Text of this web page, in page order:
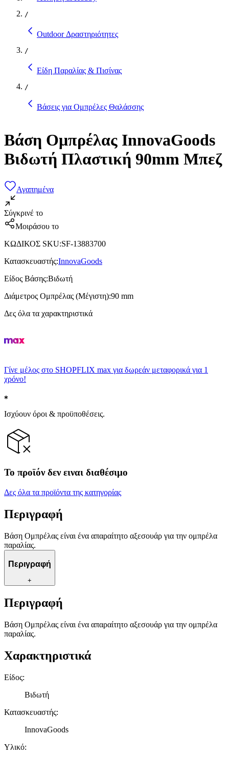
/
Outdoor Δραστηριότητες
/
Είδη Παραλίας & Πισίνας
/
Βάσεις για Ομπρέλες Θαλάσσης
Βάση Ομπρέλας InnovaGoods
Βιδωτή Πλαστική 90mm Μπεζ
Αγαπημένα
Σύγκρινέ το
Μοιράσου το
ΚΩΔΙΚΟΣ SKU:SF-13883700
Κατασκευαστής:InnovaGoods
Είδος Βάσης:Βιδωτή
Διάμετρος Ομπρέλας (Μέγιστη):90 mm
Δες όλα τα χαρακτηριστικά
Γίνε μέλος στο SHOPFLIX max για δωρεάν μεταφορικά για 1
χρόνο!
Ισχύουν όροι & προϋποθέσεις.
Το προϊόν δεν ειναι διαθέσιμο
Δες όλα τα προϊόντα της κατηγορίας
Περιγραφή
Βάση Ομπρέλας είναι ένα απαραίτητο αξεσουάρ για την ομπρέλα
παραλίας.
Περιγραφή
+
Περιγραφή
Βάση Ομπρέλας είναι ένα απαραίτητο αξεσουάρ για την ομπρέλα
παραλίας.
Χαρακτηριστικά
Είδος:
Βιδωτή
Κατασκευαστής:
InnovaGoods
Υλικό: